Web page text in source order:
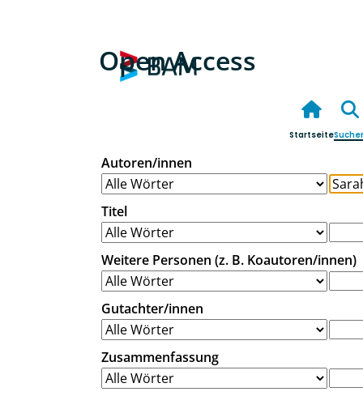
Open Access
Startseite
Autoren/innen
Titel
Weitere Personen (z. B. Koautoren/innen)
Gutachter/innen
Zusammenfassung